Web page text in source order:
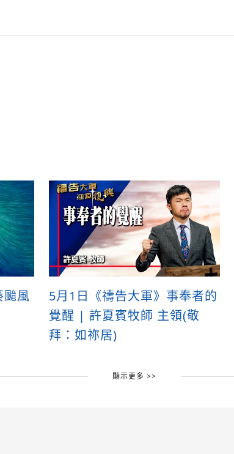
颱風
5月1日《禱告大軍》事奉者的
覺醒 | 許夏賓牧師 主領(敬
拜：如祢居)
顯示更多 >>